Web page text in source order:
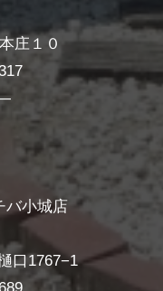
庄１０
バ小城店
口1767−1